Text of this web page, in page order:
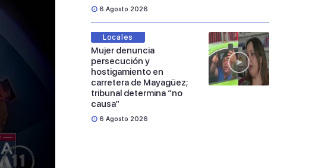
6 Agosto 2026
Locales
Mujer denuncia
persecución y
hostigamiento en
carretera de Mayagüez;
tribunal determina “no
causa”
6 Agosto 2026